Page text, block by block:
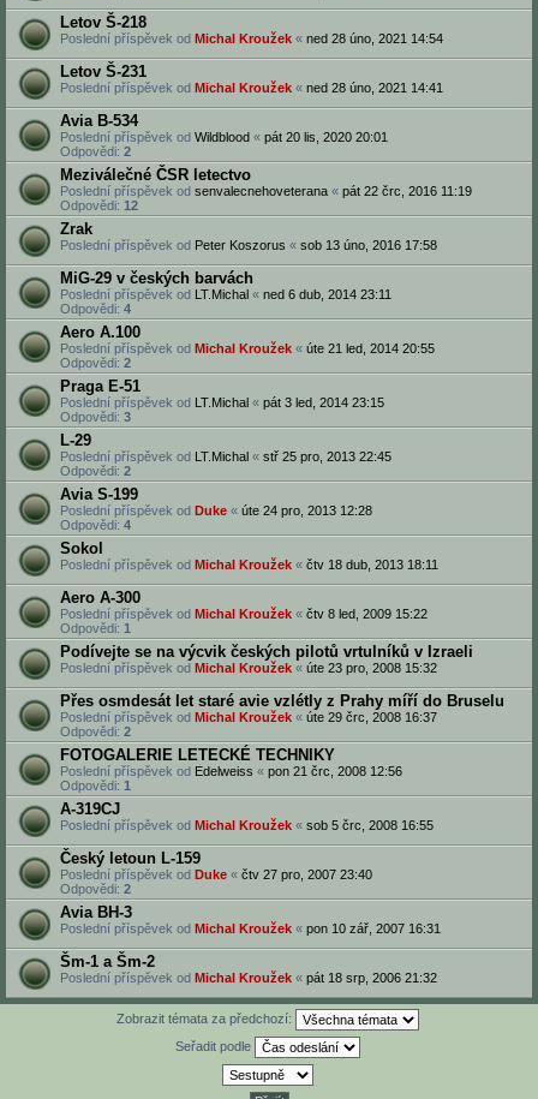
Letov Š-218
Poslední příspěvek od Michal Kroužek « ned 28 úno, 2021 14:54
Letov Š-231
Poslední příspěvek od Michal Kroužek « ned 28 úno, 2021 14:41
Avia B-534
Poslední příspěvek od Wildblood « pát 20 lis, 2020 20:01
Odpovědi: 2
Meziválečné ČSR letectvo
Poslední příspěvek od senvalecnehoveterana « pát 22 črc, 2016 11:19
Odpovědi: 12
Zrak
Poslední příspěvek od Peter Koszorus « sob 13 úno, 2016 17:58
MiG-29 v českých barvách
Poslední příspěvek od LT.Michal « ned 6 dub, 2014 23:11
Odpovědi: 4
Aero A.100
Poslední příspěvek od Michal Kroužek « úte 21 led, 2014 20:55
Odpovědi: 2
Praga E-51
Poslední příspěvek od LT.Michal « pát 3 led, 2014 23:15
Odpovědi: 3
L-29
Poslední příspěvek od LT.Michal « stř 25 pro, 2013 22:45
Odpovědi: 2
Avia S-199
Poslední příspěvek od Duke « úte 24 pro, 2013 12:28
Odpovědi: 4
Sokol
Poslední příspěvek od Michal Kroužek « čtv 18 dub, 2013 18:11
Aero A-300
Poslední příspěvek od Michal Kroužek « čtv 8 led, 2009 15:22
Odpovědi: 1
Podívejte se na výcvik českých pilotů vrtulníků v Izraeli
Poslední příspěvek od Michal Kroužek « úte 23 pro, 2008 15:32
Přes osmdesát let staré avie vzlétly z Prahy míří do Bruselu
Poslední příspěvek od Michal Kroužek « úte 29 črc, 2008 16:37
Odpovědi: 2
FOTOGALERIE LETECKÉ TECHNIKY
Poslední příspěvek od Edelweiss « pon 21 črc, 2008 12:56
Odpovědi: 1
A-319CJ
Poslední příspěvek od Michal Kroužek « sob 5 črc, 2008 16:55
Český letoun L-159
Poslední příspěvek od Duke « čtv 27 pro, 2007 23:40
Odpovědi: 2
Avia BH-3
Poslední příspěvek od Michal Kroužek « pon 10 zář, 2007 16:31
Šm-1 a Šm-2
Poslední příspěvek od Michal Kroužek « pát 18 srp, 2006 21:32
Zobrazit témata za předchozí:
Seřadit podle